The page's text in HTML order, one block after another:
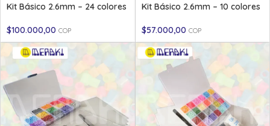
Kit Básico 2.6mm – 24 colores
$100.000,00 COP
Kit Básico 2.6mm – 10 colores
$57.000,00 COP